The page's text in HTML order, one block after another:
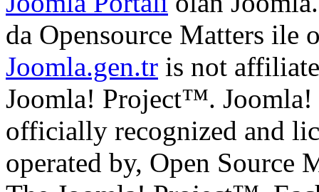
da Opensource Matters ile
Joomla.gen.tr is not
Joomla! Project™.
officially recognized and
operated by, Open Source